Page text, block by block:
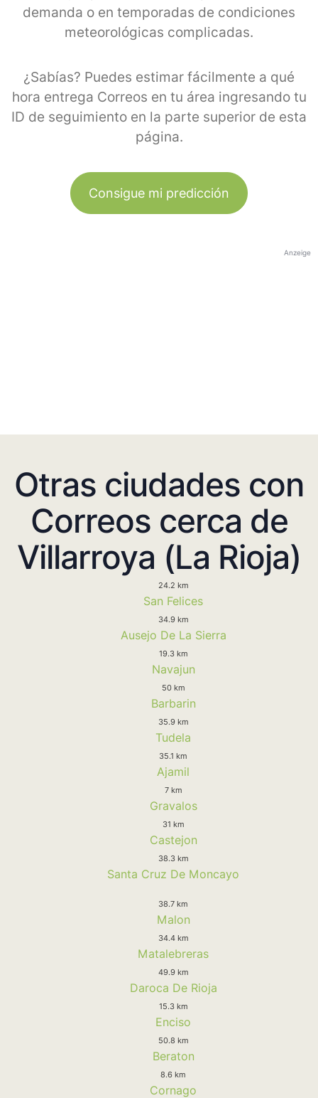
demanda o en temporadas de condiciones
meteorológicas complicadas.
¿Sabías? Puedes estimar fácilmente a qué
hora entrega Correos en tu área ingresando tu
ID de seguimiento en la parte superior de esta
página.
Consigue mi predicción
Anzeige
Otras ciudades con
Correos cerca de
Villarroya (La Rioja)
24.2 km
San Felices
34.9 km
Ausejo De La Sierra
19.3 km
Navajun
50 km
Barbarin
35.9 km
Tudela
35.1 km
Ajamil
7 km
Gravalos
31 km
Castejon
38.3 km
Santa Cruz De Moncayo
38.7 km
Malon
34.4 km
Matalebreras
49.9 km
Daroca De Rioja
15.3 km
Enciso
50.8 km
Beraton
8.6 km
Cornago